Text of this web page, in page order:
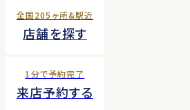
全国205ヶ所&駅近
店舗を探す
1分で予約完了
来店予約する